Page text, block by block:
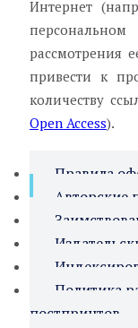
Интернет
рассмотрения
привести к
количеству
Open Access).
Правила
Авторские
Политика
постпринтов